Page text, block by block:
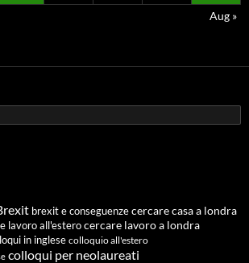
Aug »
brexit e conseguenzecercare casa a londra
lavoro all'esterocercare lavoro a londra
in inglese colloquio all'estero
colloqui per neolaureati